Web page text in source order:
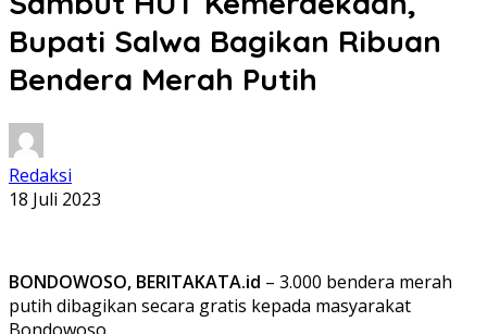
Bupati Salwa Bagikan Ribuan
Bendera Merah Putih
Redaksi
18 Juli 2023
BONDOWOSO, BERITAKATA.id – 3.000 bendera merah
putih dibagikan secara gratis kepada masyarakat